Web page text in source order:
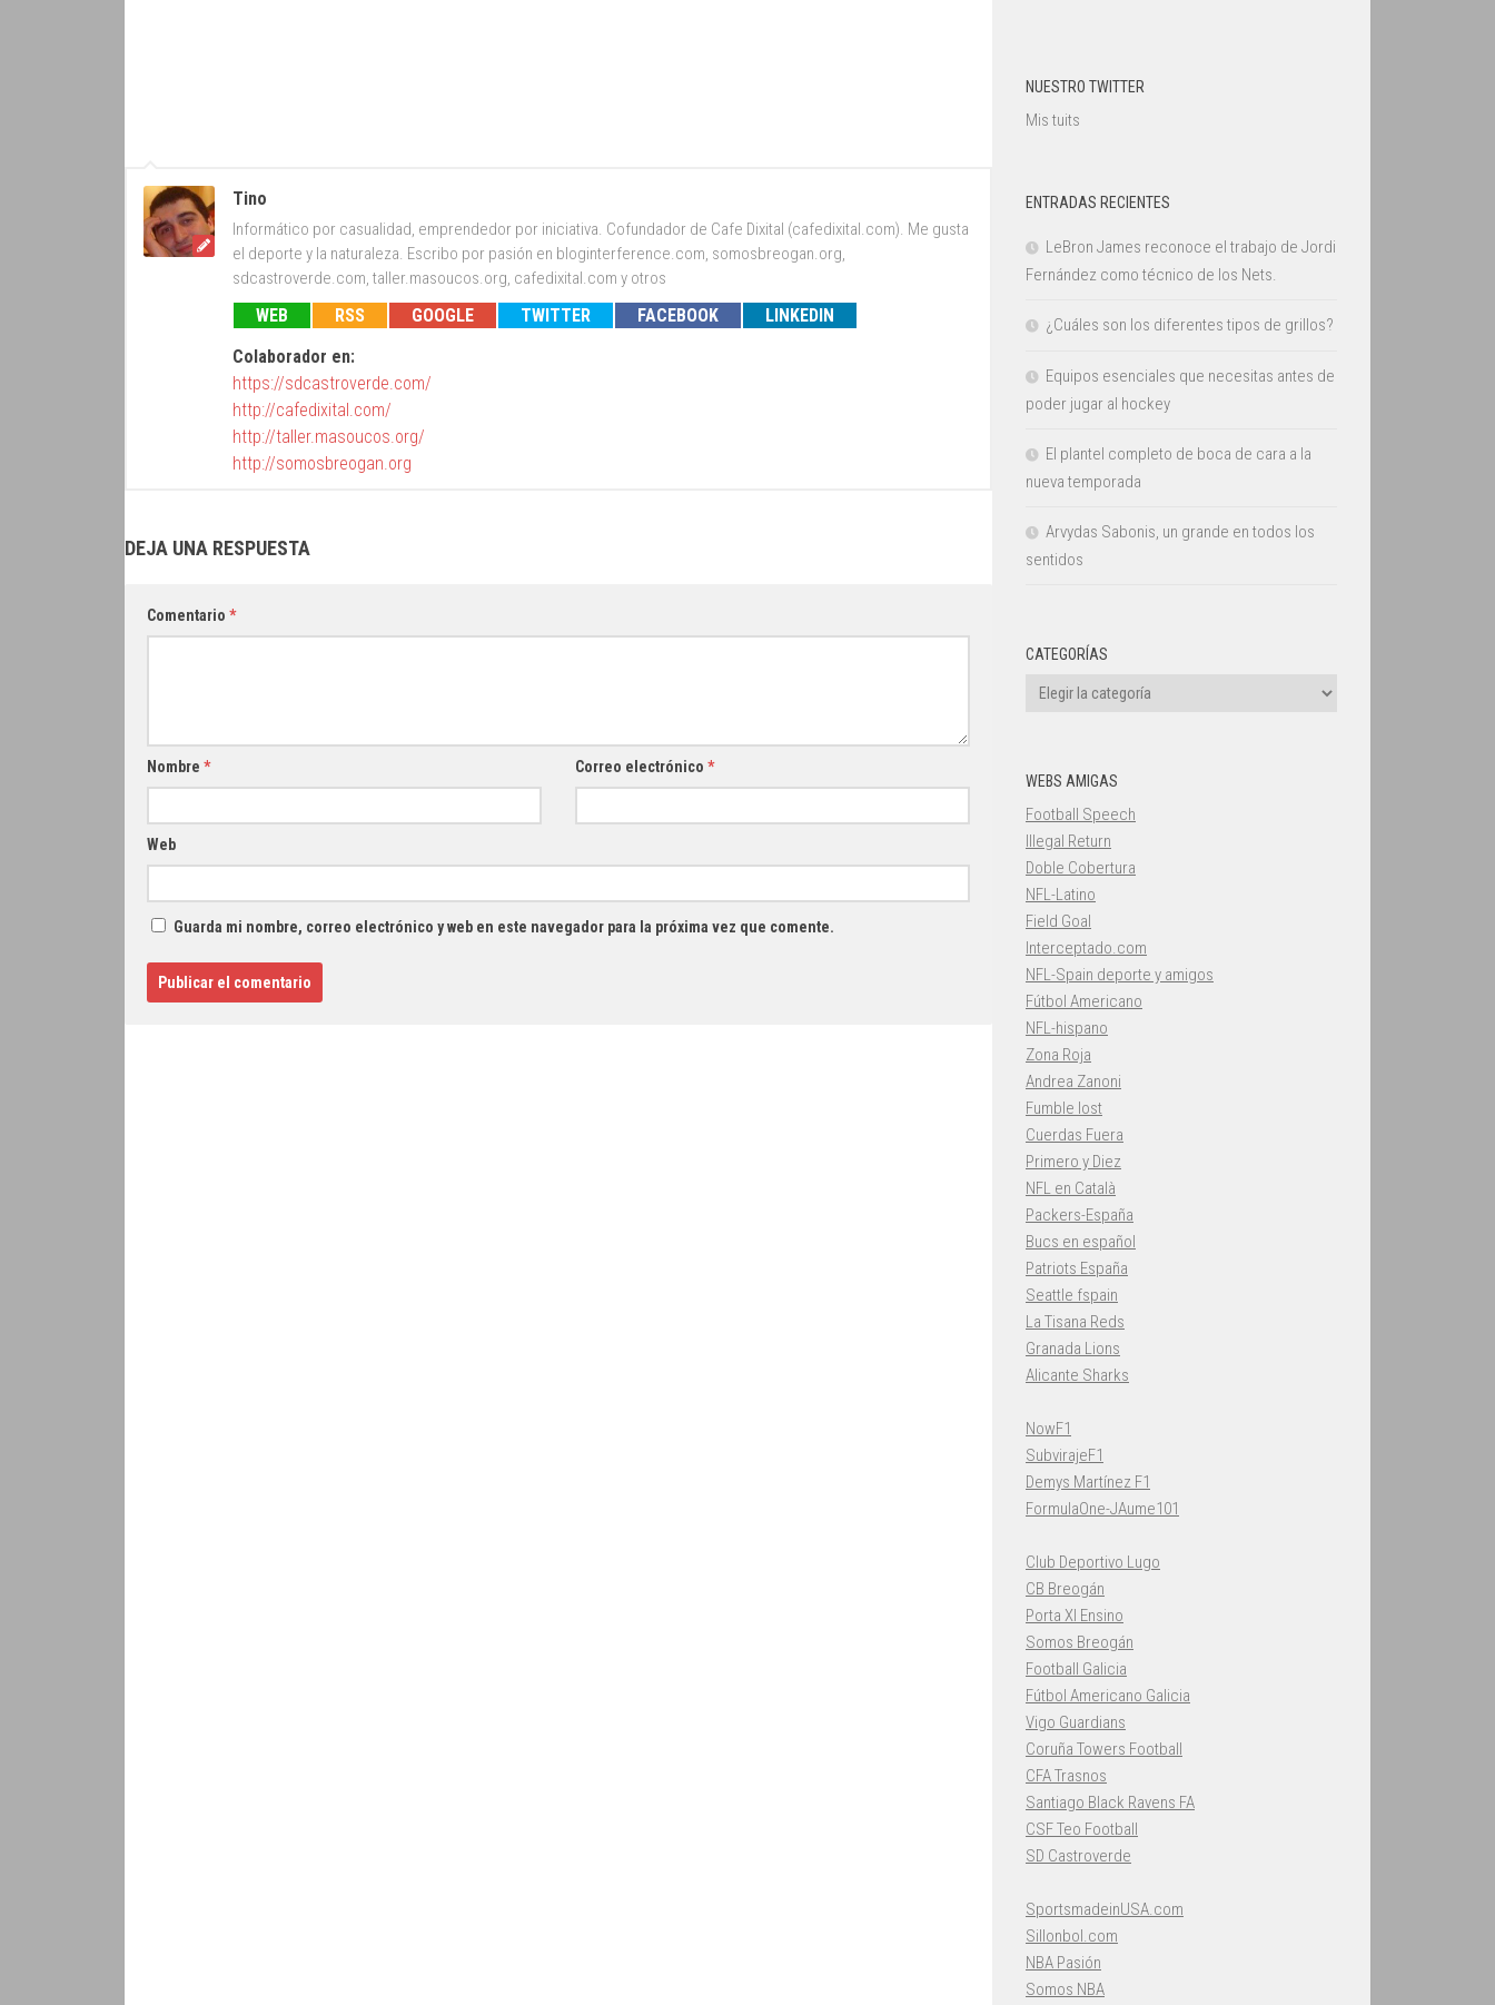
Tino
Informático por casualidad, emprendedor por iniciativa. Cofundador de Cafe Dixital (cafedixital.com). Me gusta
el deporte y la naturaleza. Escribo por pasión en bloginterference.com, somosbreogan.org,
sdcastroverde.com, taller.masoucos.org, cafedixital.com y otros
WEB RSS GOOGLE TWITTER FACEBOOK
LINKEDIN
Colaborador en:
https://sdcastroverde.com/
http://cafedixital.com/
http://taller.masoucos.org/
http://somosbreogan.org
DEJA UNA RESPUESTA
Comentario *
Nombre * Correo electrónico *
Web
Guarda mi nombre, correo electrónico y web en este navegador para la próxima vez que comente.
NUESTRO TWITTER
Mis tuits
ENTRADAS RECIENTES
LeBron James reconoce el trabajo de Jordi
Fernández como técnico de los Nets.
¿Cuáles son los diferentes tipos de grillos?
Equipos esenciales que necesitas antes de
poder jugar al hockey
El plantel completo de boca de cara a la
nueva temporada
Arvydas Sabonis, un grande en todos los
sentidos
CATEGORÍAS
Categorías
WEBS AMIGAS
Football Speech
Illegal Return
Doble Cobertura
NFL-Latino
Field Goal
Interceptado.com
NFL-Spain deporte y amigos
Fútbol Americano
NFL-hispano
Zona Roja
Andrea Zanoni
Fumble lost
Cuerdas Fuera
Primero y Diez
NFL en Català
Packers-España
Bucs en español
Patriots España
Seattle fspain
La Tisana Reds
Granada Lions
Alicante Sharks
NowF1
SubvirajeF1
Demys Martínez F1
FormulaOne-JAume101
Club Deportivo Lugo
CB Breogán
Porta XI Ensino
Somos Breogán
Football Galicia
Fútbol Americano Galicia
Vigo Guardians
Coruña Towers Football
CFA Trasnos
Santiago Black Ravens FA
CSF Teo Football
SD Castroverde
SportsmadeinUSA.com
Sillonbol.com
NBA Pasión
Somos NBA